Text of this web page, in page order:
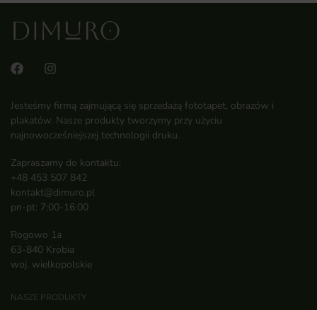
Jesteśmy firmą zajmującą się sprzedażą fototapet, obrazów i
plakatów. Nasze produkty tworzymy przy użyciu
najnowocześniejszej technologii druku.
Zapraszamy do kontaktu:
+48 453 507 842
kontakt@dimuro.pl
pn-pt: 7:00-16:00
Rogowo 1a
63-840 Krobia
woj. wielkopolskie
NASZE PRODUKTY